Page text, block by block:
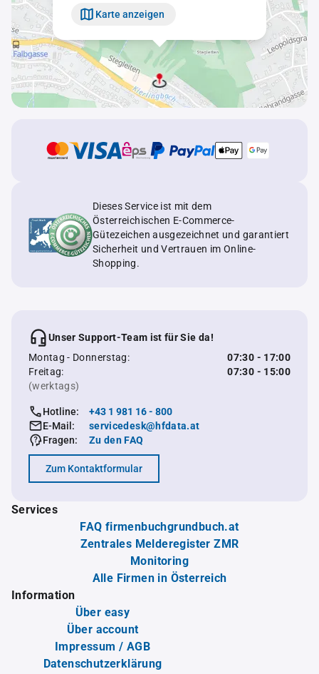
Karte anzeigen
Dieses Service ist mit dem
Österreichischen E-Commerce-
Gütezeichen ausgezeichnet und garantiert
Sicherheit und Vertrauen im Online-
Shopping.
Unser Support-Team ist für Sie da!
Montag - Donnerstag:
07:30 - 17:00
Freitag:
07:30 - 15:00
(werktags)
Hotline:
+43 1 981 16 - 800
E-Mail:
servicedesk@hfdata.at
Fragen:
Zu den FAQ
Zum Kontaktformular
Services
FAQ firmenbuchgrundbuch.at
Zentrales Melderegister ZMR
Monitoring
Alle Firmen in Österreich
Information
Über easy
Über account
Impressum / AGB
Datenschutzerklärung